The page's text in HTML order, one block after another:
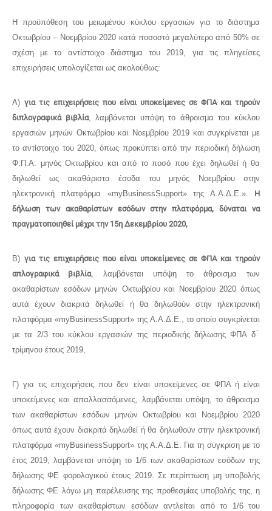
Η προϋπόθεση του μειωμένου κύκλου εργασιών για το διάστημα
Οκτωβρίου – Νοεμβρίου 2020 κατά ποσοστό μεγαλύτερο από 50% σε
σχέση με το αντίστοιχο διάστημα του 2019, για τις πληγείσες
επιχειρήσεις υπολογίζεται ως ακολούθως:
Α) για τις επιχειρήσεις που είναι υποκείμενες σε ΦΠΑ και τηρούν
διπλογραφικά βιβλία, λαμβάνεται υπόψη το άθροισμα του κύκλου
εργασιών μηνών Οκτωβρίου και Νοεμβρίου 2019 και συγκρίνεται με
το αντίστοιχο του 2020, όπως προκύπτει από την περιοδική δήλωση
Φ.Π.Α. μηνός Οκτωβρίου και από το ποσό που έχει δηλωθεί ή θα
δηλωθεί ως ακαθάριστα έσοδα του μηνός Νοεμβρίου στην
ηλεκτρονική πλατφόρμα «myBusinessSupport» της Α.Α.Δ.Ε.». Η
δήλωση των ακαθαρίστων εσόδων στην πλατφόρμα, δύναται να
πραγματοποιηθεί μέχρι την 15η Δεκεμβρίου 2020,
Β) για τις επιχειρήσεις που είναι υποκείμενες σε ΦΠΑ και τηρούν
απλογραφικά βιβλία, λαμβάνεται υπόψη το άθροισμα των
ακαθαρίστων εσόδων μηνών Οκτωβρίου και Νοεμβρίου 2020 όπως
αυτά έχουν διακριτά δηλωθεί ή θα δηλωθούν στην ηλεκτρονική
πλατφόρμα «myBusinessSupport» της Α.Α.Δ.Ε., το οποίο συγκρίνεται
με τα 2/3 του κύκλου εργασιών της περιοδικής δήλωσης ΦΠΑ δ ́
τρίμηνου έτους 2019,
Γ) για τις επιχειρήσεις που δεν είναι υποκείμενες σε ΦΠΑ ή είναι
υποκείμενες και απαλλασσόμενες, λαμβάνεται υπόψη, το άθροισμα
των ακαθαρίστων εσόδων μηνών Οκτωβρίου και Νοεμβρίου 2020
όπως αυτά έχουν διακριτά δηλωθεί ή θα δηλωθούν στην ηλεκτρονική
πλατφόρμα «myBusinessSupport» της Α.Α.Δ.Ε. Για τη σύγκριση με το
έτος 2019, λαμβάνεται υπόψη το 1/6 των ακαθαρίστων εσόδων της
δήλωσης ΦΕ φορολογικού έτους 2019. Σε περίπτωση μη υποβολής
δήλωσης ΦΕ λόγω μη παρέλευσης της προθεσμίας υποβολής της, η
πληροφορία των ακαθαρίστων εσόδων αντλείται από το 1/6 του